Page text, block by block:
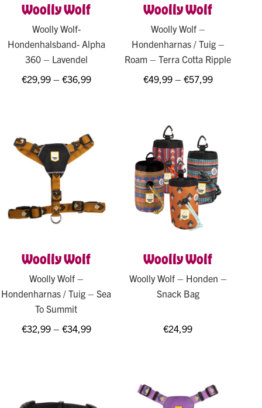
Woolly Wolf
Woolly Wolf-
Hondenhalsband- Alpha
360 – Lavendel
€29,99– €36,99
Woolly Wolf
Woolly Wolf –
Hondenharnas / Tuig –
Roam – Terra Cotta Ripple
€49,99– €57,99
Woolly Wolf
Woolly Wolf –
Hondenharnas / Tuig – Sea
To Summit
€32,99– €34,99
Woolly Wolf
Woolly Wolf – Honden –
Snack Bag
€24,99